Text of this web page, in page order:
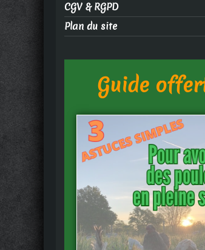
CGV & RGPD
Plan du site
Guide